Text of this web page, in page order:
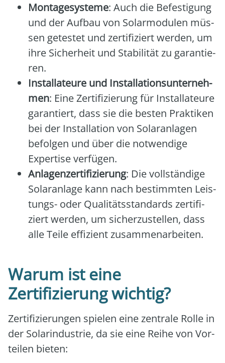
Mon­ta­ge­sys­te­me: Auch die Befes­ti­gung
und der Auf­bau von Solar­mo­du­len müs­
sen getes­tet und zer­ti­fi­ziert wer­den, um
ihre Sicher­heit und Sta­bi­li­tät zu garan­tie­
ren.
Instal­la­teu­re und Instal­la­ti­ons­un­ter­neh­
men: Eine Zer­ti­fi­zie­rung für Instal­la­teu­re
garan­tiert, dass sie die bes­ten Prak­ti­ken
bei der Instal­la­ti­on von Solar­an­la­gen
befol­gen und über die not­wen­di­ge
Exper­ti­se ver­fü­gen.
Anla­gen­zer­ti­fi­zie­rung: Die voll­stän­di­ge
Solar­an­la­ge kann nach bestimm­ten Leis­
tungs- oder Qua­li­täts­stan­dards zer­ti­fi­
ziert wer­den, um sicher­zu­stel­len, dass
alle Tei­le effi­zi­ent zusam­men­ar­bei­ten.
Warum ist eine
Zertifizierung wichtig?
Zer­ti­fi­zie­run­gen spie­len eine zen­tra­le Rol­le in
der Solar­in­dus­trie, da sie eine Rei­he von Vor­
tei­len bie­ten: